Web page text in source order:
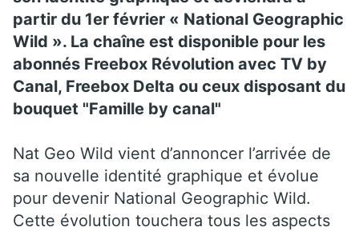
partir du 1er février « National Geographic
Wild ». La chaîne est disponible pour les
abonnés Freebox Révolution avec TV by
Canal, Freebox Delta ou ceux disposant du
bouquet "Famille by canal"
Nat Geo Wild vient d’annoncer l’arrivée de
sa nouvelle identité graphique et évolue
pour devenir National Geographic Wild.
Cette évolution touchera tous les aspects